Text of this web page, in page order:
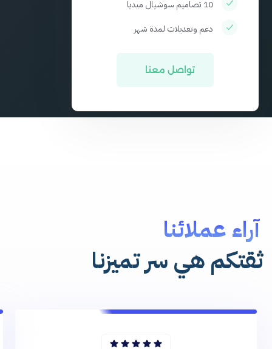
10 تصاميم سوشيال ميديا
دعم وتعديلات لمدة شهر
تواصل معنا
آراء عملائنا
ثقتكم هي سر تميزنا